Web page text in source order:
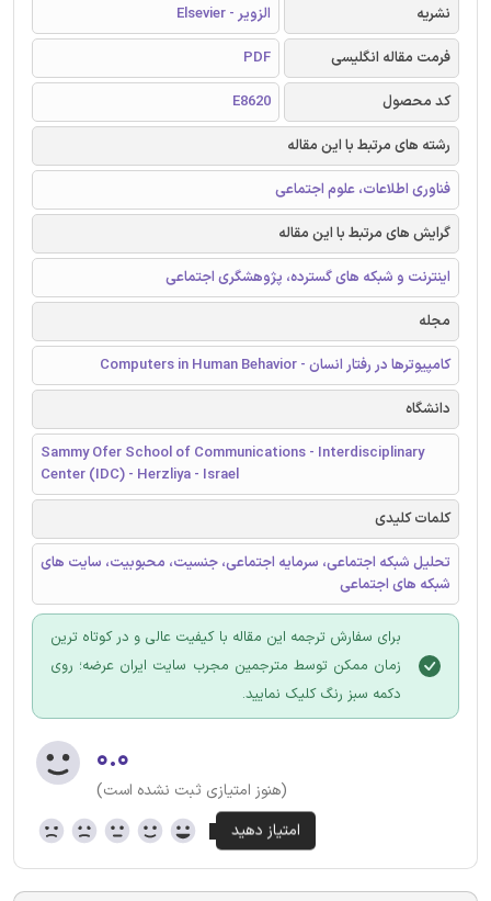
نشریه
الزویر - Elsevier
فرمت مقاله انگلیسی
PDF
کد محصول
E8620
رشته های مرتبط با این مقاله
فناوری اطلاعات، علوم اجتماعی
گرایش های مرتبط با این مقاله
اینترنت و شبکه های گسترده، پژوهشگری اجتماعی
مجله
کامپیوترها در رفتار انسان - Computers in Human Behavior
دانشگاه
Sammy Ofer School of Communications - Interdisciplinary
Center (IDC) - Herzliya - Israel
کلمات کلیدی
تحلیل شبکه اجتماعی، سرمایه اجتماعی، جنسيت، محبوبیت، سایت های
شبکه های اجتماعی
برای سفارش ترجمه این مقاله با کیفیت عالی و در کوتاه ترین
زمان ممکن توسط مترجمین مجرب سایت ایران عرضه؛ روی
دکمه سبز رنگ کلیک نمایید.
۰.۰
(هنوز امتیازی ثبت نشده است)